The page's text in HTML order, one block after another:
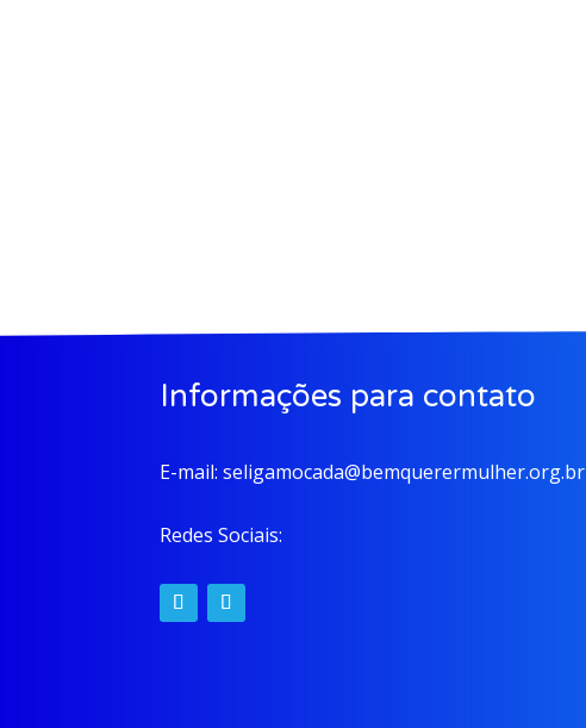
Informações para contato
E-mail:seligamocada@bemquerermulher.org.br
Redes Sociais: